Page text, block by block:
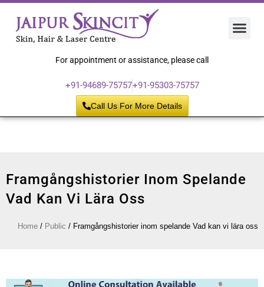
For appointment or assistance, please call
+91-94689-75757+91-95303-75757
Call Us For More Details
Framgångshistorier Inom Spelande
Vad Kan Vi Lära Oss
Home / Public / Framgångshistorier inom spelande Vad kan vi lära oss